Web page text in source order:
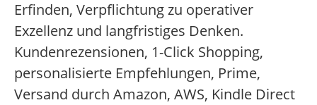
Erfinden, Verpflichtung zu operativer
Exzellenz und langfristiges Denken.
Kundenrezensionen, 1-Click Shopping,
personalisierte Empfehlungen, Prime,
Versand durch Amazon, AWS, Kindle Direct